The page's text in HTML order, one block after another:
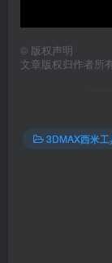
© 版权声明
文章版权归作者所
3DMAX西米工